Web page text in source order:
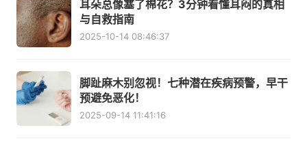
耳朵总像塞了棉花？3分钟看懂耳闷的真相
与自救指南
2025-10-14 08:46:37
脚趾麻木别忽视！七种潜在疾病预警，早干
预避免恶化！
2025-09-14 11:41:16